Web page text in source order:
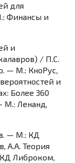
для
Финансы и
и
/ П.С.
— М.: КноРус,
и
Более 360
М.: Ленанд,
— М.: КД
А.А. Теория
Либроком,